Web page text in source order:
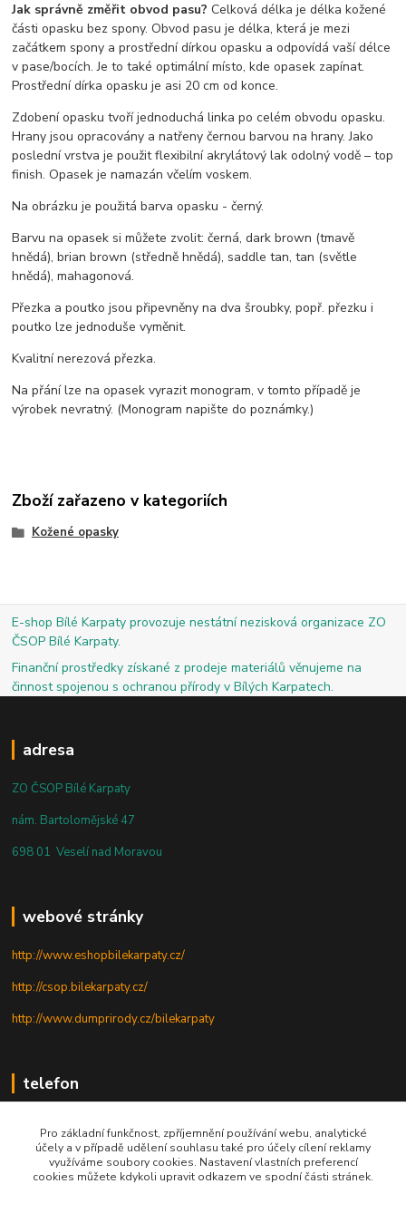
Jak správně změřit obvod pasu?Celková délka je délka kožené
části opasku bez spony. Obvod pasu je délka, která je mezi
začátkem spony a prostřední dírkou opasku a odpovídá vaší délce
v pase/bocích. Je to také optimální místo, kde opasek zapínat.
Prostřední dírka opasku je asi 20 cm od konce.
Zdobení opasku tvoří jednoduchá linka po celém obvodu opasku.
Hrany jsou opracovány a natřeny černou barvou na hrany. Jako
poslední vrstva je použit flexibilní akrylátový lak odolný vodě – top
finish. Opasek je namazán včelím voskem.
Na obrázku je použitá barva opasku - černý.
Barvu na opasek si můžete zvolit: černá, dark brown (tmavě
hnědá), brian brown (středně hnědá), saddle tan, tan (světle
hnědá), mahagonová.
Přezka a poutko jsou připevněny na dva šroubky, popř. přezku i
poutko lze jednoduše vyměnit.
Kvalitní nerezová přezka.
Na přání lze na opasek vyrazit monogram, v tomto případě je
výrobek nevratný. (Monogram napište do poznámky.)
Zboží zařazeno v kategoriích
Kožené opasky
E-shop Bílé Karpaty provozuje nestátní nezisková organizace ZO
ČSOP Bílé Karpaty.
Finanční prostředky získané z prodeje materiálů věnujeme na
činnost spojenou s ochranou přírody v Bílých Karpatech.
adresa
ZO ČSOP Bílé Karpaty
nám. Bartolomějské 47
698 01 Veselí nad Moravou
webové stránky
http://www.eshopbilekarpaty.cz/
http://csop.bilekarpaty.cz/
http://www.dumprirody.cz/bilekarpaty
telefon
+420 727 880 789
PO - PÁ: 9 - 17
Pro základní funkčnost, zpříjemnění používání webu, analytické
účely a v případě udělení souhlasu také pro účely cílení reklamy
využíváme soubory cookies. Nastavení vlastních preferencí
cookies můžete kdykoli upravit odkazem ve spodní části stránek.